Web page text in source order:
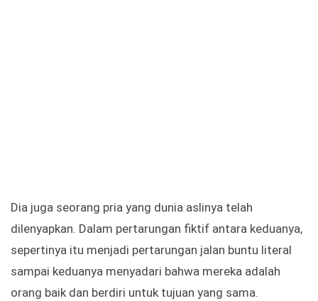
Dia juga seorang pria yang dunia aslinya telah
dilenyapkan. Dalam pertarungan fiktif antara keduanya,
sepertinya itu menjadi pertarungan jalan buntu literal
sampai keduanya menyadari bahwa mereka adalah
orang baik dan berdiri untuk tujuan yang sama.